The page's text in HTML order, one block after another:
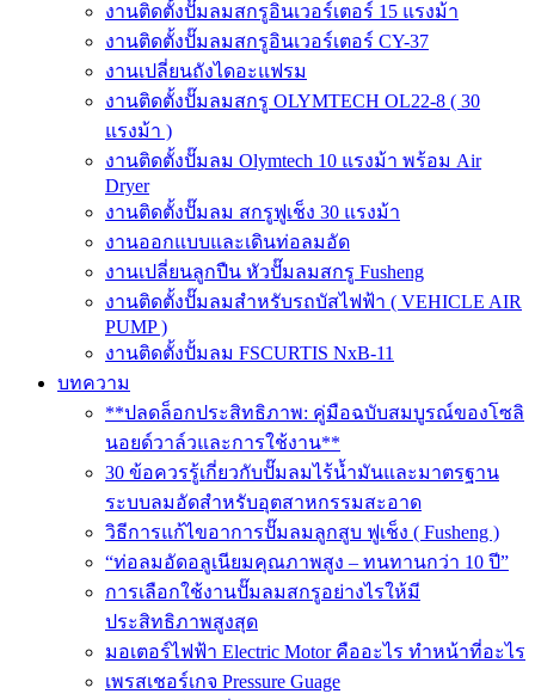
งานติดตั้งปั๊มลมสกรูอินเวอร์เตอร์ 15 แรงม้า
งานติดตั้งปั๊มลมสกรูอินเวอร์เตอร์ CY-37
งานเปลี่ยนถังไดอะแฟรม
งานติดตั้งปั๊มลมสกรู OLYMTECH OL22-8 ( 30
แรงม้า )
งานติดตั้งปั๊มลม Olymtech 10 แรงม้า พร้อม Air
Dryer
งานติดตั้งปั๊มลม สกรูฟูเช็ง 30 แรงม้า
งานออกแบบและเดินท่อลมอัด
งานเปลี่ยนลูกปืน หัวปั๊มลมสกรู Fusheng
งานติดตั้งปั๊มลมสำหรับรถบัสไฟฟ้า ( VEHICLE AIR
PUMP )
งานติดตั้งปั้มลม FSCURTIS NxB-11
บทความ
**ปลดล็อกประสิทธิภาพ: คู่มือฉบับสมบูรณ์ของโซลิ
นอยด์วาล์วและการใช้งาน**
30 ข้อควรรู้เกี่ยวกับปั๊มลมไร้น้ำมันและมาตรฐาน
ระบบลมอัดสำหรับอุตสาหกรรมสะอาด
วิธีการแก้ไขอาการปั๊มลมลูกสูบ ฟูเช็ง ( Fusheng )
“ท่อลมอัดอลูเนียมคุณภาพสูง – ทนทานกว่า 10 ปี”
การเลือกใช้งานปั๊มลมสกรูอย่างไรให้มี
ประสิทธิภาพสูงสุด
มอเตอร์ไฟฟ้า Electric Motor คืออะไร ทำหน้าที่อะไร
เพรสเชอร์เกจ Pressure Guage